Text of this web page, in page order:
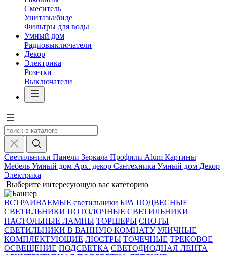
Смеситель
Унитазы/биде
Фильтры для воды
Умный дом
Радиовыключатели
Декор
Электрика
Розетки
Выключатели
Светильники Панели Зеркала Профили Alum Картины
Мебель Умный дом Арх. декор Сантехника Умный дом Декор
Электрика
Выберите интересующую вас категорию
ВСТРАИВАЕМЫЕ светильники БРА ПОДВЕСНЫЕ
СВЕТИЛЬНИКИ ПОТОЛОЧНЫЕ СВЕТИЛЬНИКИ
НАСТОЛЬНЫЕ ЛАМПЫ ТОРШЕРЫ СПОТЫ
СВЕТИЛЬНИКИ В ВАННУЮ КОМНАТУ УЛИЧНЫЕ
КОМПЛЕКТУЮЩИЕ ЛЮСТРЫ ТОЧЕЧНЫЕ ТРЕКОВОЕ
ОСВЕЩЕНИЕ ПОДСВЕТКА СВЕТОДИОДНАЯ ЛЕНТА